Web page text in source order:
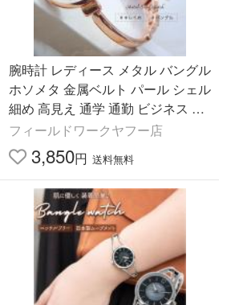
腕時計 レディース メタル バングル
ホソメタ 金属ベルト パール シェル
細め 高見え 通学 通勤 ビジネス 高
級感 大きめ アクセサリー 可愛い
フィールドワーク
フィールドワークヤフー店
3,850円 送料無料